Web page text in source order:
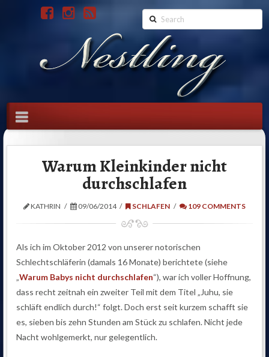
Search
Navigation
Warum Kleinkinder nicht
durchschlafen
KATHRIN 09/06/2014 SCHLAFEN 109 COMMENTS
Als ich im Oktober 2012 von unserer notorischen
Schlechtschläferin(damals 16 Monate) berichtete (siehe
„Warum Babys nicht durchschlafen“), war ich voller Hoffnung,
dass recht zeitnah ein zweiter Teil mit dem Titel „Juhu, sie
schläft endlich durch!“ folgt. Doch erst seit kurzem schafft sie
es, sieben bis zehn Stunden am Stück zu schlafen. Nicht jede
Nacht wohlgemerkt, nur gelegentlich.